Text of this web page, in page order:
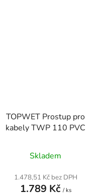
TOPWET Prostup pro
kabely TWP 110 PVC
hodnocení
produktu
je
Skladem
1.478,51 Kč bez DPH
1.789 Kč / ks